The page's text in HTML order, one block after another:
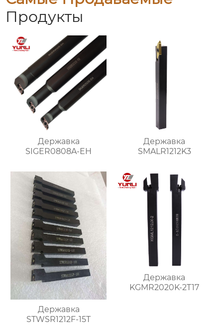
Продукты
Державка
SIGER0808A-EH
Державка
SMALR1212K3
Державка
STWSR1212F-15T
Державка
KGMR2020K-2T17